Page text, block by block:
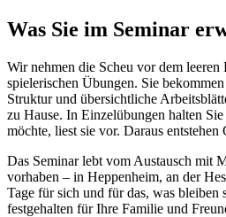
Was Sie im Seminar
Wir nehmen die Scheu vor dem
spielerischen Übungen. Sie
Struktur und übersichtliche
zu Hause. In Einzelübungen halten
möchte, liest sie vor. Daraus entstehen
Das Seminar lebt vom Austausch mit
vorhaben – in Heppenheim, an der
Tage für sich und für das, was bleiben
festgehalten für Ihre Familie und